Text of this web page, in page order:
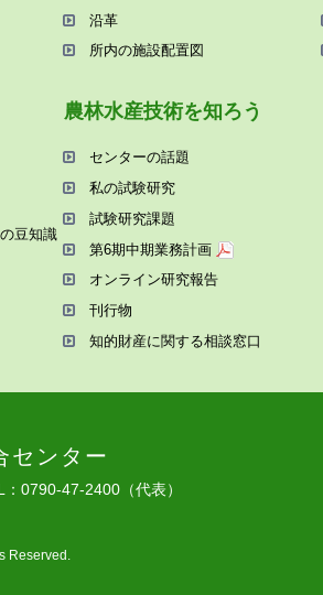
⾖知識
沿⾰
所内の施設配置図
農林⽔産技術を知ろう
センターの話題
私の試験研究
試験研究課題
第6期中期業務計画
オンライン研究報告
刊⾏物
知的財産に関する相談窓⼝
センター
：0790-47-2400（代表）
Reserved.